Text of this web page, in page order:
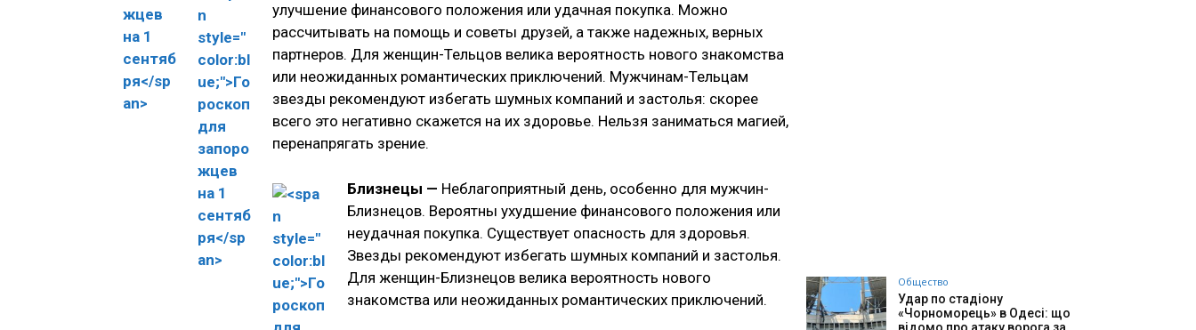
улучшение финансового положения или удачная покупка. Можно
рассчитывать на помощь и советы друзей, а также надежных, верных
партнеров. Для женщин-Тельцов велика вероятность нового знакомства
или неожиданных романтических приключений. Мужчинам-Тельцам
звезды рекомендуют избегать шумных компаний и застолья: скорее
всего это негативно скажется на их здоровье. Нельзя заниматься магией,
перенапрягать зрение.
Близнецы — Неблагоприятный день, особенно для мужчин-
Близнецов. Вероятны ухудшение финансового положения или
неудачная покупка. Существует опасность для здоровья.
Звезды рекомендуют избегать шумных компаний и застолья.
Для женщин-Близнецов велика вероятность нового
знакомства или неожиданных романтических приключений.
Общество
Удар по стадіону
«Чорноморець» в Одесі: що